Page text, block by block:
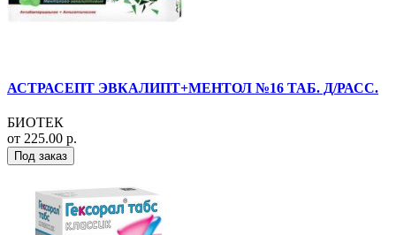
АСТРАСЕПТ ЭВКАЛИПТ+МЕНТОЛ №16 ТАБ. Д/РАСС.
БИОТЕК
от 225.00 р.
Под заказ